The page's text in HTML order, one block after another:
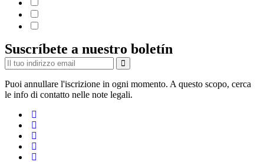
Suscríbete a nuestro boletín
Puoi annullare l'iscrizione in ogni momento. A questo scopo, cerca
le info di contatto nelle note legali.